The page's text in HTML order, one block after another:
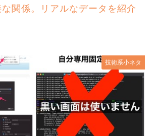
関係。リアルなデータを紹介
技術系小ネタ